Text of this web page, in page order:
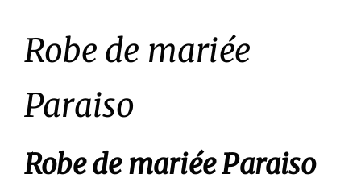
Robe de mariée
Paraiso
Robe de mariée Paraiso